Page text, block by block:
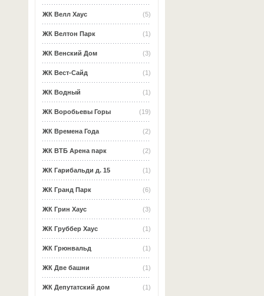
(5)
ЖК Велл Хаус
(1)
ЖК Велтон Парк
(3)
ЖК Венский Дом
(1)
ЖК Вест-Сайд
(1)
ЖК Водный
(19)
ЖК Воробьевы Горы
(2)
ЖК Времена Года
(2)
ЖК ВТБ Арена парк
(1)
ЖК Гарибальди д. 15
(6)
ЖК Гранд Парк
(3)
ЖК Грин Хаус
(1)
ЖК Груббер Хаус
(1)
ЖК Грюнвальд
(1)
ЖК Две башни
(1)
ЖК Депутатский дом